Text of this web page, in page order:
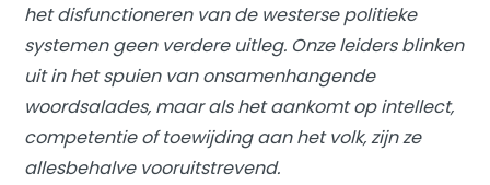
het disfunctioneren van de westerse politieke
systemen geen verdere uitleg. Onze leiders blinken
uit in het spuien van onsamenhangende
woordsalades, maar als het aankomt op intellect,
competentie of toewijding aan het volk, zijn ze
allesbehalve vooruitstrevend.